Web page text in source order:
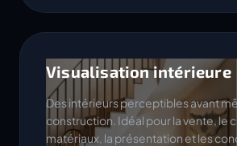
Visualisation intérieure
Des intérieurs perceptibles avant
construction. Idéal pour la vente, le
matériaux, la présentation et les